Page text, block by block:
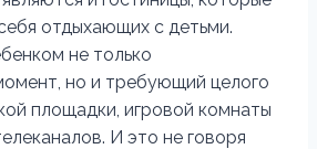
отдыхающих с детьми.
не только
но и требующий целого
площадки, игровой комнаты
И это не говоря